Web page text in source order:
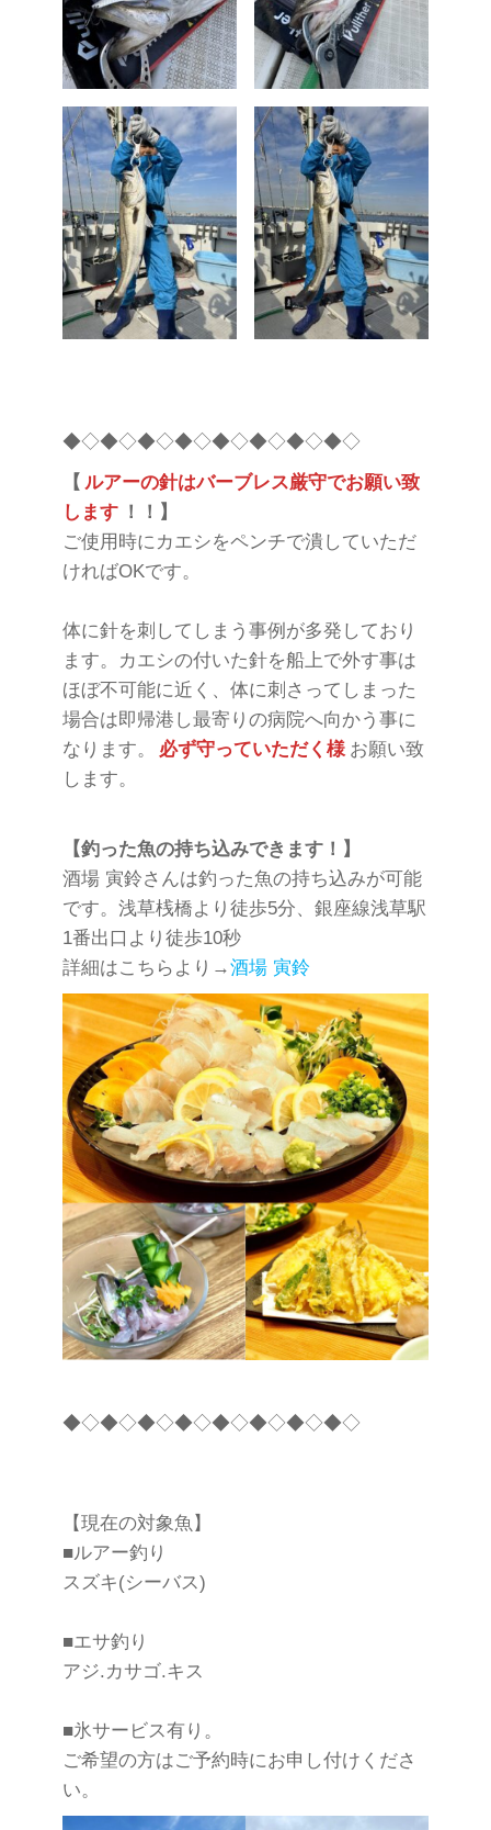
◆◇◆◇◆◇◆◇◆◇◆◇◆◇◆◇
【 ルアーの針はバーブレス厳守でお願い致
します ！！】
ご使用時にカエシをペンチで潰していただ
ければOKです。
体に針を刺してしまう事例が多発しており
ます。カエシの付いた針を船上で外す事は
ほぼ不可能に近く、体に刺さってしまった
場合は即帰港し最寄りの病院へ向かう事に
なります。
必ず守っていただく様 お願い致
します。
【釣った魚の持ち込みできます！】
酒場 寅鈴さんは釣った魚の持ち込みが可能
です。浅草桟橋より徒歩5分、銀座線浅草駅
1番出口より徒歩10秒
詳細はこちらより→酒場 寅鈴
◆◇◆◇◆◇◆◇◆◇◆◇◆◇◆◇
【現在の対象魚】
■ルアー釣り
スズキ(シーバス)
■エサ釣り
アジ.カサゴ.キス
■氷サービス有り。
ご希望の方はご予約時にお申し付けくださ
い。